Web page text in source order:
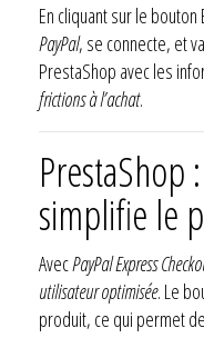
En cliquant sur le
PayPal, se connecte, et
PrestaShop avec les
frictions à l’achat.
PrestaShop
simplifie le
AvecPayPal Express
utilisateur optimisée. Le
produit, ce qui permet de